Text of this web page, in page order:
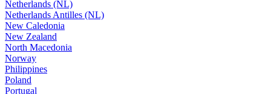
Netherlands (NL)
Netherlands Antilles (NL)
New Caledonia
New Zealand
North Macedonia
Norway
Philippines
Poland
Portugal